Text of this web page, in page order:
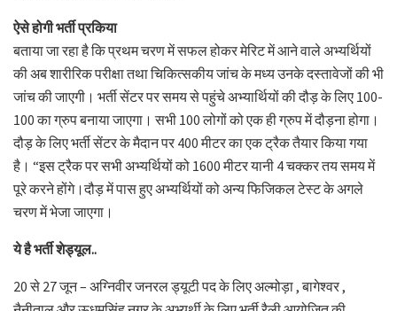
ऐसे होगी भर्ती प्रकिया
बताया जा रहा है कि प्रथम चरण में सफल होकर मेरिट में आने वाले अभ्यर्थियों
की अब शारीरिक परीक्षा तथा चिकित्सकीय जांच के मध्य उनके दस्तावेजों की भी
जांच की जाएगी। भर्ती सेंटर पर समय से पहुंचे अभ्यार्थियों की दौड़ के लिए 100-
100 का ग्रुप बनाया जाएगा। सभी 100 लोगों को एक ही ग्रुप में दौड़ना होगा।
दौड़ के लिए भर्ती सेंटर के मैदान पर 400 मीटर का एक ट्रैक तैयार किया गया
है। “इस ट्रैक पर सभी अभ्यर्थियों को 1600 मीटर यानी 4 चक्कर तय समय में
पूरे करने होंगे।दौड़ में पास हुए अभ्यर्थियों को अन्य फिजिकल टेस्ट के अगले
चरण में भेजा जाएगा।
ये है भर्ती शेड्यूल..
20 से 27 जून – अग्निवीर जनरल ड्यूटी पद के लिए अल्मोड़ा , बागेश्वर ,